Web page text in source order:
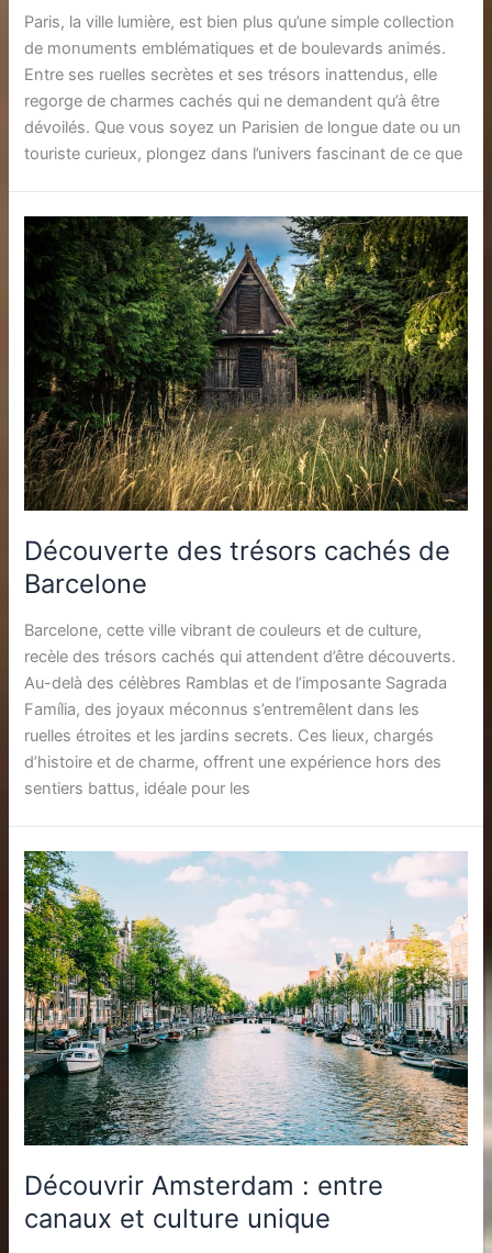
Paris, la ville lumière, est bien plus qu’une simple collection
de monuments emblématiques et de boulevards animés.
Entre ses ruelles secrètes et ses trésors inattendus, elle
regorge de charmes cachés qui ne demandent qu’à être
dévoilés. Que vous soyez un Parisien de longue date ou un
touriste curieux, plongez dans l’univers fascinant de ce que
Découverte des trésors cachés de
Barcelone
Barcelone, cette ville vibrant de couleurs et de culture,
recèle des trésors cachés qui attendent d’être découverts.
Au-delà des célèbres Ramblas et de l’imposante Sagrada
Família, des joyaux méconnus s’entremêlent dans les
ruelles étroites et les jardins secrets. Ces lieux, chargés
d’histoire et de charme, offrent une expérience hors des
sentiers battus, idéale pour les
Découvrir Amsterdam : entre
canaux et culture unique